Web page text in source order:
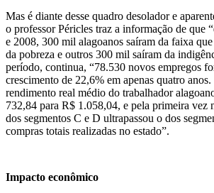
Mas é diante desse quadro desolador e
o professor Péricles traz a informação de que
e 2008, 300 mil alagoanos saíram da faixa
da pobreza e outros 300 mil saíram da
período, continua, “78.530 novos empregos
crescimento de 22,6% em apenas quatro
rendimento real médio do trabalhador
732,84 para R$ 1.058,04, e pela primeira vez
dos segmentos C e D ultrapassou o dos
compras totais realizadas no estado”.
Impacto econômico